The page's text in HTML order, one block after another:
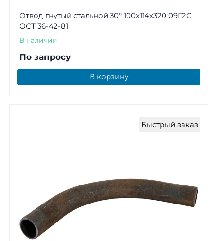
Отвод гнутый стальной 30° 100х114х320 09Г2С
ОСТ 36-42-81
В наличии
По запросу
В корзину
Быстрый заказ